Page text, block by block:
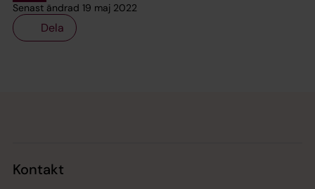
Senast ändrad 19 maj 2022
Dela
Kontakt